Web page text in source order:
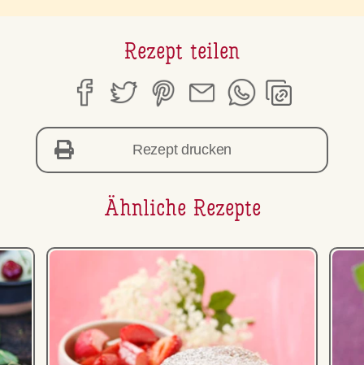
Rezept teilen
Rezept drucken
Ähnliche Rezepte